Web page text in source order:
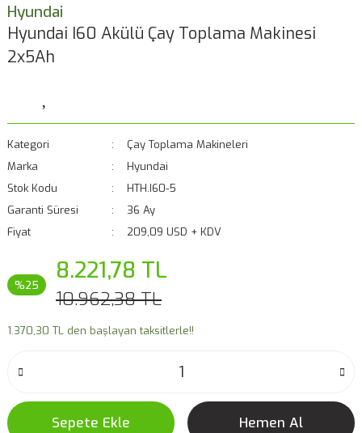
Hyundai
Hyundai I60 Akülü Çay Toplama Makinesi
2x5Ah
Kategori
Çay Toplama Makineleri
Marka
Hyundai
Stok Kodu
HTH.I60-5
Garanti Süresi
36 Ay
Fiyat
209,09 USD + KDV
%25 8.221,78 TL
10.962,38 TL
1.370,30 TL den başlayan taksitlerle!!
Sepete Ekle Hemen Al